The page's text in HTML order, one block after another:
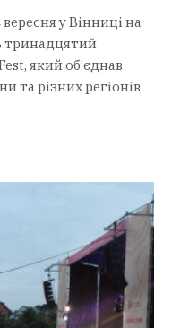
у Вінниці на
тринадцятий
який об’єднав
та різних регіонів